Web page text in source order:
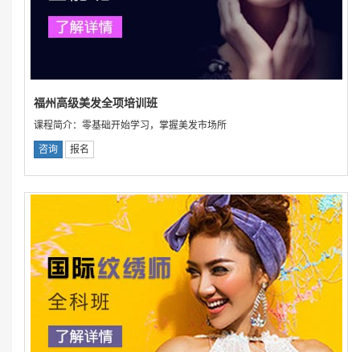
福州高级美发全项培训班
课程简介：零基础开始学习，掌握美发市场所
咨询 报名